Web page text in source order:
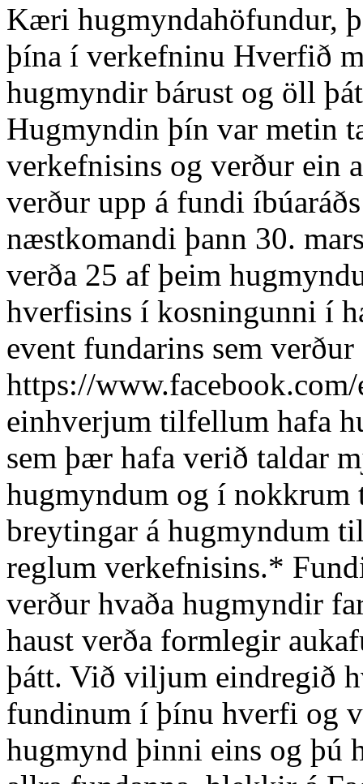
Kæri hugmyndahöfundur,
þína í verkefninu Hverfið
hugmyndir bárust og öll
Hugmyndin þín var metin
verkefnisins og verður ein
verður upp á fundi
næstkomandi þann 30.
verða 25 af þeim
hverfisins í kosningunni í
event fundarins sem
https://
einhverjum tilfellum hafa
sem þær hafa verið taldar
hugmyndum og í
breytingar á hugmyndum
reglum verkefnisins.*
verður hvaða hugmyndir
haust verða formlegir
þátt. Við viljum eindregið
fundinum í þínu hverfi og
hugmynd þinni eins og